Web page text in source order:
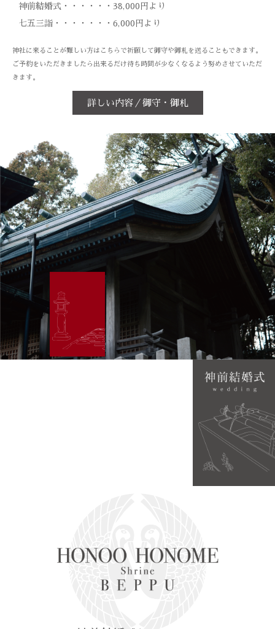
神前結婚式・・・・・・38,000円より
七五三詣・・・・・・・6,000円より
神社に来ることが難しい方はこちらで祈願して御守や御札を送ることもできます。
ご予約をいただきましたら出来るだけ待ち時間が少なくなるよう努めさせていただ
きます。
詳しい内容／御守・御札